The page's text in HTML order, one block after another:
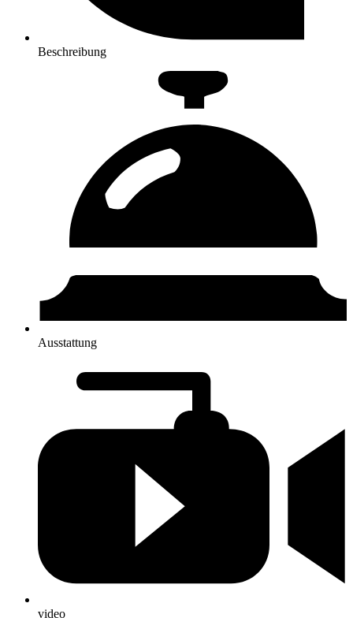
Beschreibung
Ausstattung
video